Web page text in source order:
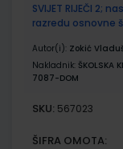
SVIJET RIJEČI 2;
razredu osnovne
Autor(i): Zokić
Nakladnik: ŠKOLSKA
7087-DOM
SKU: 567023
ŠIFRA OMOTA: